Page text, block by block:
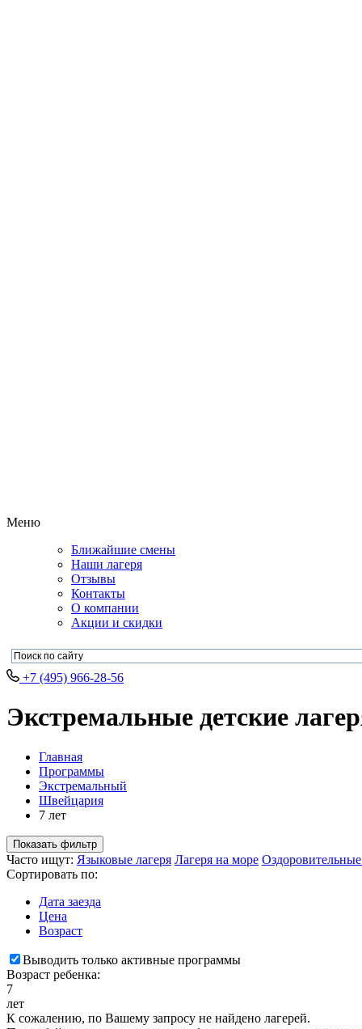
Меню
Ближайшие смены
Наши лагеря
Отзывы
Контакты
О компании
Акции и скидки
+7 (495) 966-28-56
Экстремальные детские
Главная
Программы
Экстремальный
Швейцария
7 лет
Показать фильтр
Часто ищут: Языковые лагеря Лагеря на море Оздоровительные
Сортировать по:
Дата заезда
Цена
Возраст
Выводить только активные программы
Возраст ребенка:
7
лет
К сожалению, по Вашему запросу не найдено лагерей.